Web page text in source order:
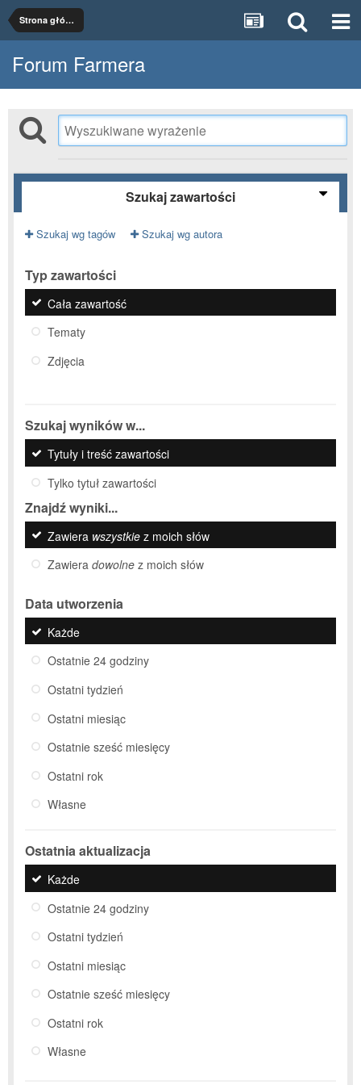
Strona główna
Forum Farmera
Szukaj zawartości
Szukaj wg tagów Szukaj wg autora
Typ zawartości
Cała zawartość
Tematy
Zdjęcia
Szukaj wyników w...
Tytuły i treść zawartości
Tylko tytuł zawartości
Znajdź wyniki...
Zawiera wszystkie z moich słów
Zawiera dowolne z moich słów
Data utworzenia
Każde
Ostatnie 24 godziny
Ostatni tydzień
Ostatni miesiąc
Ostatnie sześć miesięcy
Ostatni rok
Własne
Ostatnia aktualizacja
Każde
Ostatnie 24 godziny
Ostatni tydzień
Ostatni miesiąc
Ostatnie sześć miesięcy
Ostatni rok
Własne